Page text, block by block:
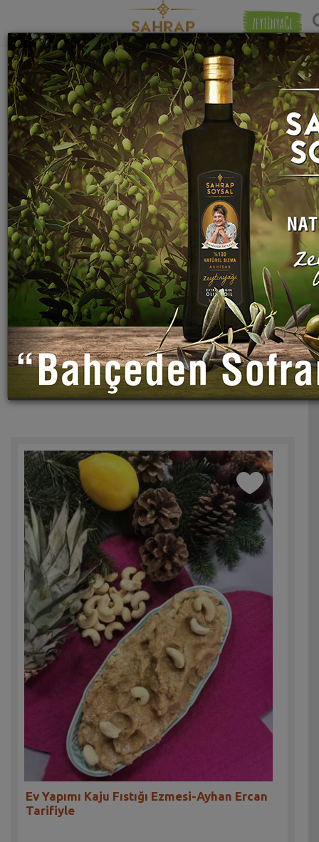
ZEYTİNYAĞI
"Süzme Bal" etiketiyle eşleşen (4) tarif
bulundu.
Eşleşmeye
Ev Yapımı Kaju Fıstığı Ezmesi-Ayhan Ercan
Tarifiyle